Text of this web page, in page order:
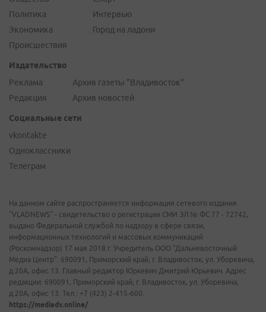
Политика
Экономика
Происшествия
Интервью
Город на ладони
Издательство
Реклама
Редакция
Архив газеты "Владивосток"
Архив новостей
Социальные сети
vkontakte
Одноклассники
Телеграм
На данном сайте распространяется информация сетевого издания
"VLADNEWS" - свидетельство о регистрации СМИ ЭЛ № ФС 77 - 72742,
выдано Федеральной службой по надзору в сфере связи,
информационных технологий и массовых коммуникаций
(Роскомнадзор) 17 мая 2018 г. Учредитель ООО "Дальневосточный
Медиа Центр". 690091, Приморский край, г. Владивосток, ул. Уборевича,
д.20А, офис 13. Главный редактор Юркевич Дмитрий Юрьевич. Адрес
редакции: 690091, Приморский край, г. Владивосток, ул. Уборевича,
д.20А, офис 13. Тел.: +7 (423) 2-415-600.
https://mediadv.online/